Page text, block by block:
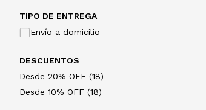
TIPO DE ENTREGA
Envío a domicilio
DESCUENTOS
Desde 20% OFF (18)
Desde 10% OFF (18)